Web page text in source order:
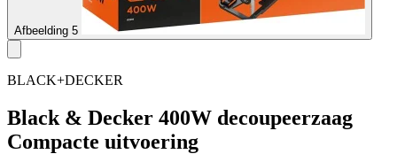
Afbeelding 5
BLACK+DECKER
Black & Decker 400W decoupeerzaag
Compacte uitvoering